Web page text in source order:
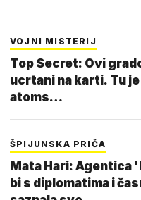
VOJNI MISTERIJ
Top Secret: Ovi
ucrtani na karti. Tu
atoms…
ŠPIJUNSKA PRIČA
Mata Hari: Agentica
bi s diplomatima i